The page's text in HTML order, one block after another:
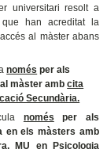
universitari resolt a
han acreditat la
al màsterabans
només per als
màster ambcita
Secundària.
només per als
en els màsters amb
MU en Psicologia